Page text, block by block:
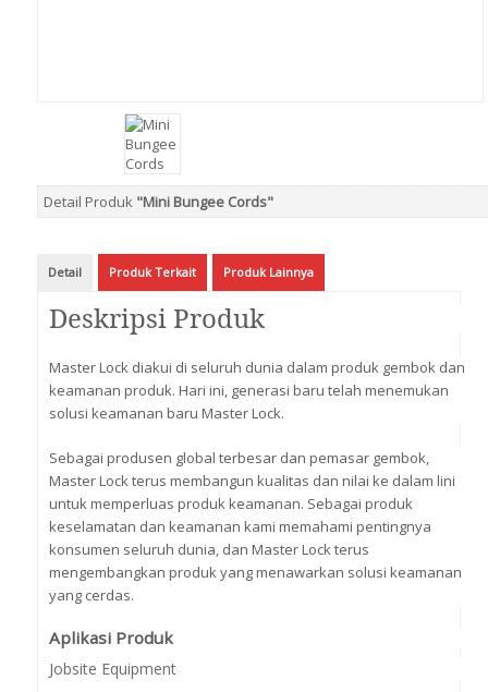
Detail Produk "Mini Bungee Cords"
Detail Produk Terkait Produk Lainnya
Deskripsi Produk
Master Lock diakui di seluruh dunia dalam produk gembok dan
keamanan produk. Hari ini, generasi baru telah menemukan
solusi keamanan baru Master Lock.
Sebagai produsen global terbesar dan pemasar gembok,
Master Lock terus membangun kualitas dan nilai ke dalam lini
untuk memperluas produk keamanan. Sebagai produk
keselamatan dan keamanan kami memahami pentingnya
konsumen seluruh dunia, dan Master Lock terus
mengembangkan produk yang menawarkan solusi keamanan
yang cerdas.
Aplikasi Produk
Jobsite Equipment